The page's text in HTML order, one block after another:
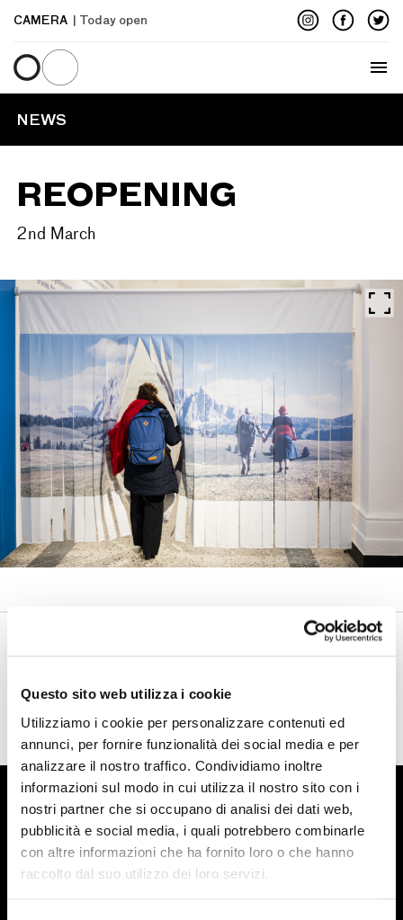
Questo sito web utilizza i cookie
Utilizziamo i cookie per personalizzare contenuti ed
annunci, per fornire funzionalità dei social media e per
analizzare il nostro traffico. Condividiamo inoltre
informazioni sul modo in cui utilizza il nostro sito con i
nostri partner che si occupano di analisi dei dati web,
pubblicità e social media, i quali potrebbero combinarle
con altre informazioni che ha fornito loro o che hanno
raccolto dal suo utilizzo dei loro servizi.
CAMERA | Today open
Menu
NEWS
REOPENING
2nd March